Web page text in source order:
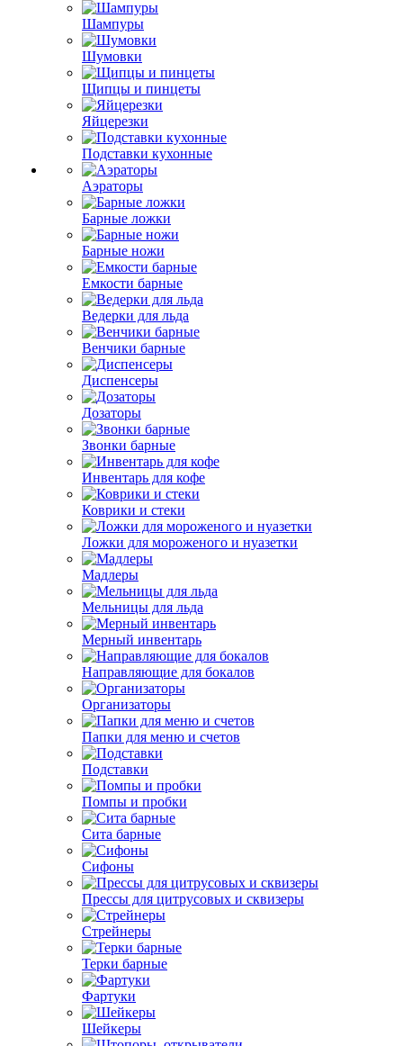
Шампуры
Шумовки
Щипцы и пинцеты
Яйцерезки
Подставки кухонные
Аэраторы
Барные ложки
Барные ножи
Емкости барные
Ведерки для льда
Венчики барные
Диспенсеры
Дозаторы
Звонки барные
Инвентарь для кофе
Коврики и стеки
Ложки для мороженого и нуазетки
Мадлеры
Мельницы для льда
Мерный инвентарь
Направляющие для бокалов
Организаторы
Папки для меню и счетов
Подставки
Помпы и пробки
Сита барные
Сифоны
Прессы для цитрусовых и сквизеры
Стрейнеры
Терки барные
Фартуки
Шейкеры